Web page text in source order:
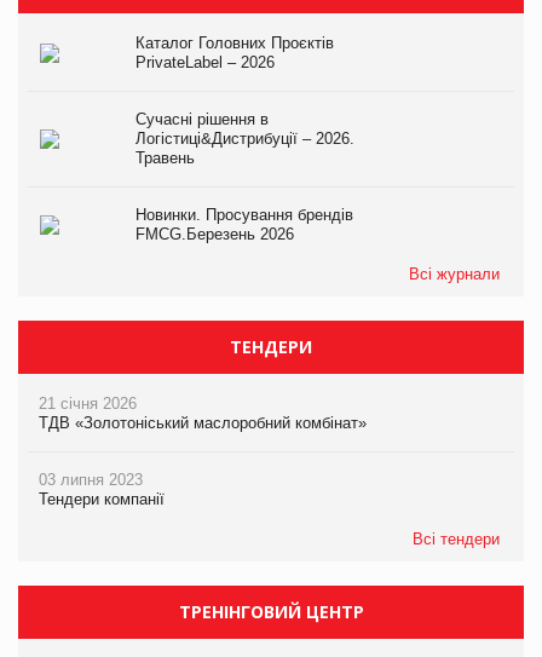
Каталог Головних Проєктів
PrivateLabel – 2026
Сучасні рішення в
Логістиці&Дистрибуції – 2026.
Травень
Новинки. Просування брендів
FMCG.Березень 2026
Всі журнали
ТЕНДЕРИ
21 січня 2026
ТДВ «Золотоніський маслоробний комбінат»
03 липня 2023
Тендери компанії
Всі тендери
ТРЕНІНГОВИЙ ЦЕНТР